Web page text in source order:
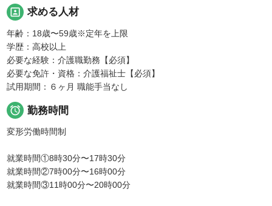
portrait 求める人材
年齢：18歳〜59歳※定年を上限
学歴：高校以上
必要な経験：介護職勤務【必須】
必要な免許・資格：介護福祉士【必須】
試用期間：６ヶ月 職能手当なし
 勤務時間
変形労働時間制
就業時間①8時30分〜17時30分
就業時間②7時00分〜16時00分
就業時間③11時00分〜20時00分